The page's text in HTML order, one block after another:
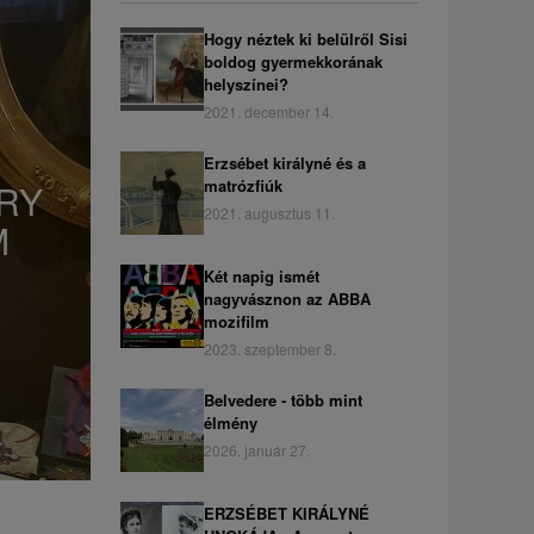
Hogy néztek ki belülről Sisi
boldog gyermekkorának
helyszínei?
2021. december 14.
Erzsébet királyné és a
matrózfiúk
2021. augusztus 11.
Két napig ismét
nagyvásznon az ABBA
mozifilm
2023. szeptember 8.
Belvedere - több mint
élmény
2026. január 27.
ERZSÉBET KIRÁLYNÉ